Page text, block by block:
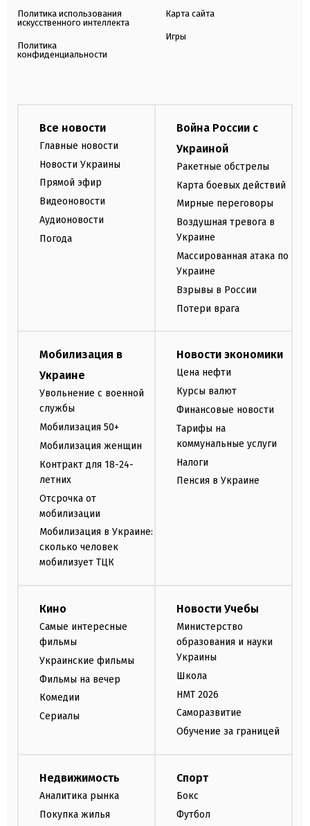
Политика использования
искусственного интеллекта
Политика
конфиденциальности
Карта сайта
Игры
Все новости
Главные новости
Новости Украины
Прямой эфир
Видеоновости
Аудионовости
Погода
Война России с
Украиной
Ракетные обстрелы
Карта боевых действий
Мирные переговоры
Воздушная тревога в
Украине
Массированная атака по
Украине
Взрывы в России
Потери врага
Мобилизация в
Украине
Увольнение с военной
службы
Мобилизация 50+
Мобилизация женщин
Контракт для 18-24-
летних
Отсрочка от
мобилизации
Мобилизация в Украине:
сколько человек
мобилизует ТЦК
Новости экономики
Цена нефти
Курсы валют
Финансовые новости
Тарифы на
коммунальные услуги
Налоги
Пенсия в Украине
Кино
Самые интересные
фильмы
Украинские фильмы
Фильмы на вечер
Комедии
Сериалы
Новости Учебы
Министерство
образования и науки
Украины
Школа
НМТ 2026
Саморазвитие
Обучение за границей
Недвижимость
Аналитика рынка
Покупка жилья
Спорт
Бокс
Футбол